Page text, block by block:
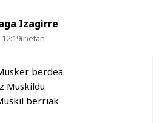
Izagirre
berdea.
Muskildu
berriak